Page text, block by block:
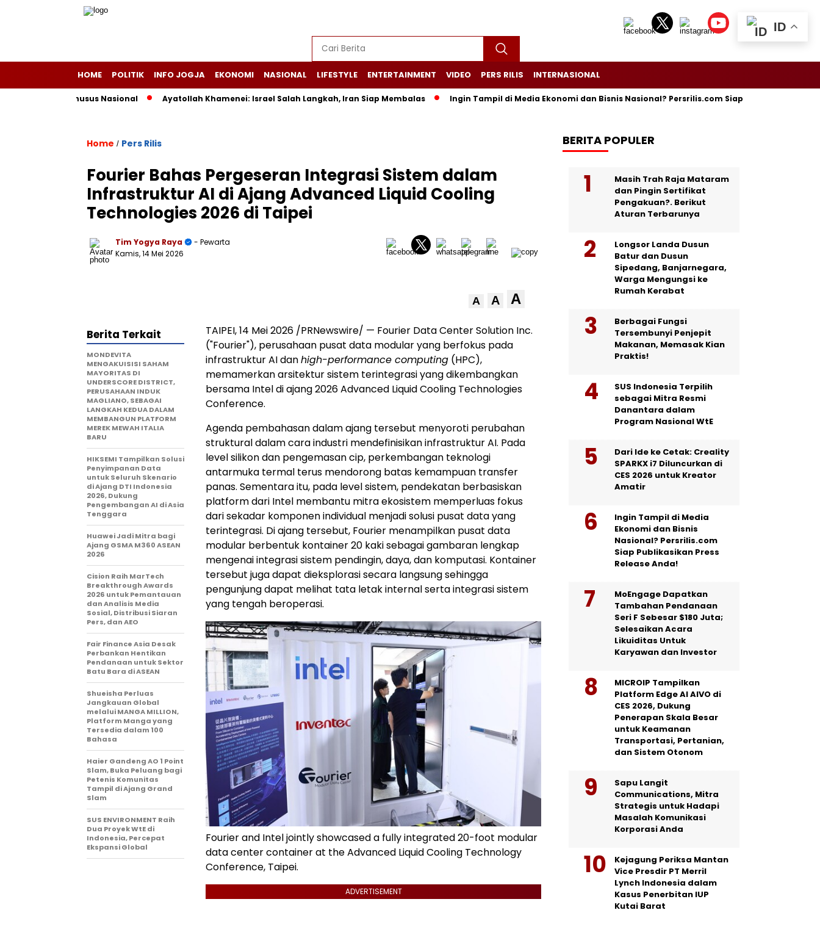
HOME POLITIK INFO JOGJA EKONOMI NASIONAL LIFESTYLE ENTERTAINMENT VIDEO PERS RILIS INTERNASIONAL
Haji Khusus Nasional Ayatollah Khamenei: Israel Salah Langkah, Iran Siap Membalas Ingin Tampil di Media Ekonomi dan Bisnis Nasional? Persrilis.com Siap Publikasikan Press
Home / Pers Rilis
Fourier Bahas Pergeseran Integrasi Sistem dalam
Infrastruktur AI di Ajang Advanced Liquid Cooling
Technologies 2026 di Taipei
Tim Yogya Raya
- Pewarta
Kamis, 14 Mei 2026
A A A
TAIPEI, 14 Mei 2026 /PRNewswire/ — Fourier Data Center Solution Inc.
("Fourier"), perusahaan pusat data modular yang berfokus pada
infrastruktur AI danhigh-performance computing (HPC),
memamerkan arsitektur sistem terintegrasi yang dikembangkan
bersama Intel di ajang 2026 Advanced Liquid Cooling Technologies
Conference.
Agenda pembahasan dalam ajang tersebut menyoroti perubahan
struktural dalam cara industri mendefinisikan infrastruktur AI. Pada
level silikon dan pengemasan cip, perkembangan teknologi
antarmuka termal terus mendorong batas kemampuan transfer
panas. Sementara itu, pada level sistem, pendekatan berbasiskan
platform dari Intel membantu mitra ekosistem memperluas fokus
dari sekadar komponen individual menjadi solusi pusat data yang
terintegrasi. Di ajang tersebut, Fourier menampilkan pusat data
modular berbentuk kontainer 20 kaki sebagai gambaran lengkap
mengenai integrasi sistem pendingin, daya, dan komputasi. Kontainer
tersebut juga dapat dieksplorasi secara langsung sehingga
pengunjung dapat melihat tata letak internal serta integrasi sistem
yang tengah beroperasi.
Fourier and Intel jointly showcased a fully integrated 20-foot modular
data center container at the Advanced Liquid Cooling Technology
Conference, Taipei.
ADVERTISEMENT
Berita Terkait
MONDEVITA
MENGAKUISISI SAHAM
MAYORITAS DI
UNDERSCORE DISTRICT,
PERUSAHAAN INDUK
MAGLIANO, SEBAGAI
LANGKAH KEDUA DALAM
MEMBANGUN PLATFORM
MEREK MEWAH ITALIA
BARU
HIKSEMI Tampilkan Solusi
Penyimpanan Data
untuk Seluruh Skenario
di Ajang DTI Indonesia
2026, Dukung
Pengembangan AI di Asia
Tenggara
Huawei Jadi Mitra bagi
Ajang GSMA M360 ASEAN
2026
Cision Raih MarTech
Breakthrough Awards
2026 untuk Pemantauan
dan Analisis Media
Sosial, Distribusi Siaran
Pers, dan AEO
Fair Finance Asia Desak
Perbankan Hentikan
Pendanaan untuk Sektor
Batu Bara di ASEAN
Shueisha Perluas
Jangkauan Global
melalui MANGA MILLION,
Platform Manga yang
Tersedia dalam 100
Bahasa
Haier Gandeng AO 1 Point
Slam, Buka Peluang bagi
Petenis Komunitas
Tampil di Ajang Grand
Slam
SUS ENVIRONMENT Raih
Dua Proyek WtE di
Indonesia, Percepat
Ekspansi Global
BERITA POPULER
Masih Trah Raja Mataram
dan Pingin Sertifikat
Pengakuan?. Berikut
Aturan Terbarunya
Longsor Landa Dusun
Batur dan Dusun
Sipedang, Banjarnegara,
Warga Mengungsi ke
Rumah Kerabat
Berbagai Fungsi
Tersembunyi Penjepit
Makanan, Memasak Kian
Praktis!
SUS Indonesia Terpilih
sebagai Mitra Resmi
Danantara dalam
Program Nasional WtE
Dari Ide ke Cetak: Creality
SPARKX i7 Diluncurkan di
CES 2026 untuk Kreator
Amatir
Ingin Tampil di Media
Ekonomi dan Bisnis
Nasional? Persrilis.com
Siap Publikasikan Press
Release Anda!
MoEngage Dapatkan
Tambahan Pendanaan
Seri F Sebesar $180 Juta;
Selesaikan Acara
Likuiditas Untuk
Karyawan dan Investor
MICROIP Tampilkan
Platform Edge AI AIVO di
CES 2026, Dukung
Penerapan Skala Besar
untuk Keamanan
Transportasi, Pertanian,
dan Sistem Otonom
Sapu Langit
Communications, Mitra
Strategis untuk Hadapi
Masalah Komunikasi
Korporasi Anda
Kejagung Periksa Mantan
Vice Presdir PT Merril
Lynch Indonesia dalam
Kasus Penerbitan IUP
Kutai Barat
ID